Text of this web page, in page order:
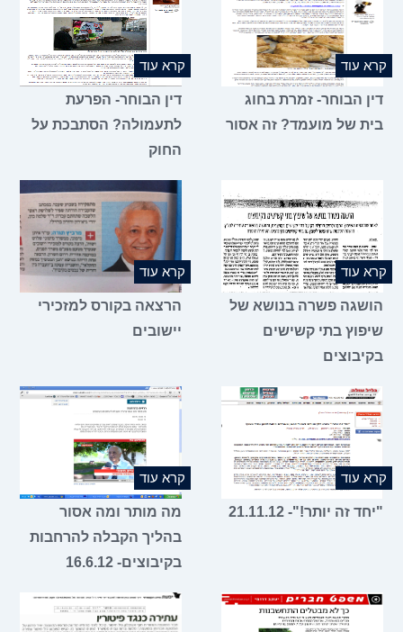
קרא עוד
דין הבוחר- זמרת בחוג
בית של מועמד? זה אסור
קרא עוד
דין הבוחר- הפרעת
לתעמולה? הסתבכת על
החוק
קרא עוד
הושגה פשרה בנושא של
שיפוץ בתי קשישים
בקיבוצים
קרא עוד
הרצאה בקורס למזכירי
יישובים
קרא עוד
"יחד זה יותר!"- 21.11.12
קרא עוד
מה מותר ומה אסור
בהליך הקבלה להרחבות
בקיבוצים- 16.6.12